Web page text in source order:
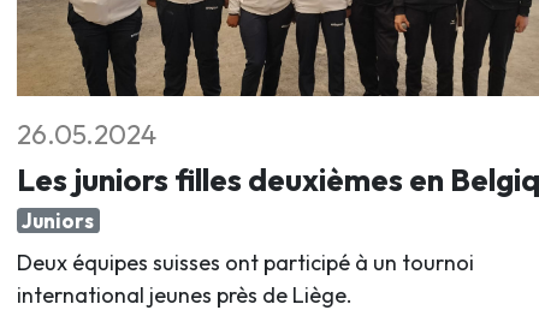
26.05.2024
Les juniors filles deuxièmes en
Juniors
Deux équipes suisses ont participé à un tournoi
international jeunes près de Liège.